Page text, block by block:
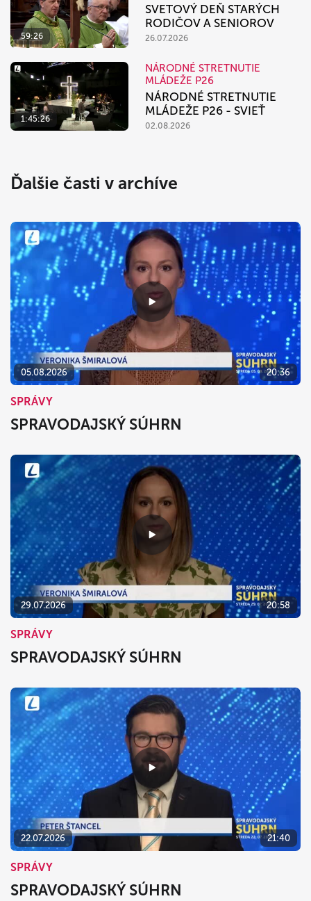
59:26
SVETOVÝ DEŇ STARÝCH
RODIČOV A SENIOROV
26.07.2026
1:45:26
NÁRODNÉ STRETNUTIE
MLÁDEŽE P26
NÁRODNÉ STRETNUTIE
MLÁDEŽE P26 - SVIEŤ
02.08.2026
Ďalšie časti v archíve
05.08.2026 20:36
SPRÁVY
SPRAVODAJSKÝ SÚHRN
29.07.2026 20:58
SPRÁVY
SPRAVODAJSKÝ SÚHRN
22.07.2026 21:40
SPRÁVY
SPRAVODAJSKÝ SÚHRN